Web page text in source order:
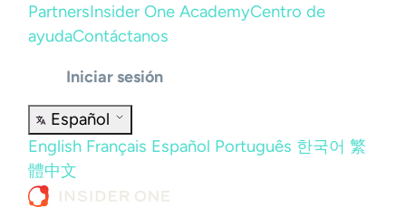
PartnersInsider One AcademyCentro de
ayudaContáctanos
Iniciar sesión
Español
English Français Español Português 한국어 繁
體中文